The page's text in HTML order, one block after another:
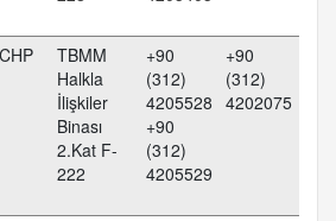
CHP
TBMM
Halkla
İlişkiler
Binası
2.Kat F-
222
+90
(312)
4205528
+90
(312)
4205529
+90
(312)
4202075